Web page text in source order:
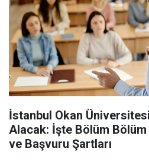
İstanbul Okan
Alacak: İşte Bölüm
ve Başvuru Şartları